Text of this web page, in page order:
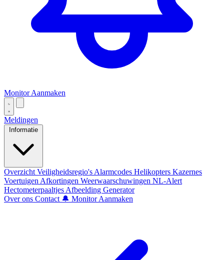
Monitor Aanmaken
Meldingen
Informatie
Overzicht Veiligheidsregio's Alarmcodes Helikopters Kazernes
Voertuigen Afkortingen Weerwaarschuwingen NL-Alert
Hectometerpaaltjes Afbeelding Generator
Over ons Contact 🔔 Monitor Aanmaken